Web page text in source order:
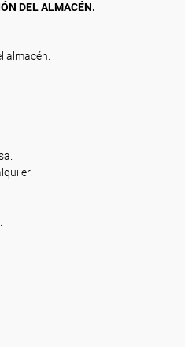
DEL ALMACÉN.
almacén.